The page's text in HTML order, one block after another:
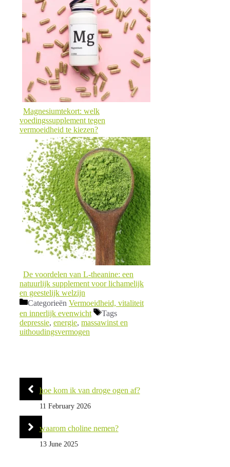
Magnesiumtekort: welk
voedingssupplement tegen
vermoeidheid te kiezen?
De voordelen van L-theanine: een
natuurlijk supplement voor lichamelijk
en geestelijk welzijn
Categorieën Vermoeidheid, vitaliteit
en innerlijk evenwicht
Tags
depressie, energie, massawinst en
uithoudingsvermogen
hoe kom ik van droge ogen af?
11 February 2026
waarom choline nemen?
13 June 2025